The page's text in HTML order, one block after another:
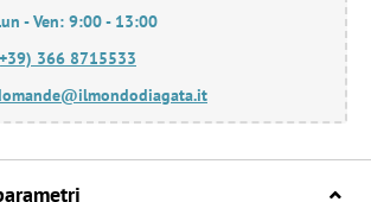
- Ven: 9:00 - 13:00
366 8715533